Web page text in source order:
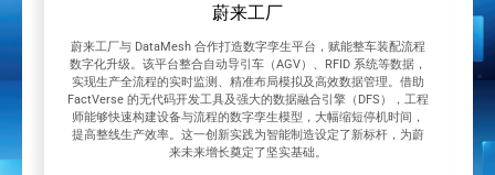
蔚来工厂
蔚来工厂与 DataMesh 合作打造数字孪生平台，赋能整车装配流程
数字化升级。该平台整合自动导引车（AGV）、RFID 系统等数据，
实现生产全流程的实时监测、精准布局模拟及高效数据管理。借助
FactVerse 的无代码开发工具及强大的数据融合引擎（DFS），工程
师能够快速构建设备与流程的数字孪生模型，大幅缩短停机时间，
提高整线生产效率。这一创新实践为智能制造设定了新标杆，为蔚
来未来增长奠定了坚实基础。